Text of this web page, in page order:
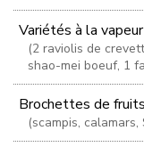
Variétés à la
(2 raviolis de
shao-mei boeuf, 1
Brochettes de
(scampis, calamars,